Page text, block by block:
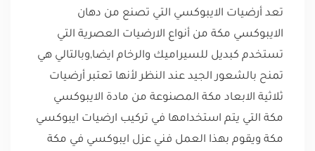
تعد أرضيات الايبوكسي التي تصنع من دهان
الايبوكسي مكة من أنواع الارضيات العصرية التي
تستخدم كبديل للسيراميك والرخام ايضا,وبالتالي هي
تمنح بالشعور الجيد عند النظر لأنها تعتبر أرضيات
ثلاثية الابعاد مكة المصنوعة من مادة الايبوكسي
مكة التي يتم استخدامها في تركيب ارضيات ايبوكسي
مكة ويقوم بهذا العمل فني عزل ايبوكسي في مكة